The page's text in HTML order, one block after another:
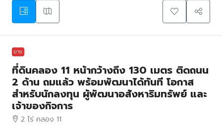
ขาย
ที่ดินคลอง 11 หน้ากว้างถึง 130 เมตร ติดถนน
2 ด้าน ถมแล้ว พร้อมพัฒนาได้ทันที โอกาส
สำหรับนักลงทุน ผู้พัฒนาอสังหาริมทรัพย์ และ
เจ้าของกิจการ
2 ไร่ คลอง 11